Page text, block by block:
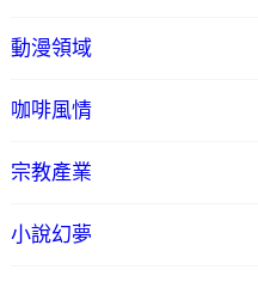
動漫領域
咖啡風情
宗教產業
小說幻夢